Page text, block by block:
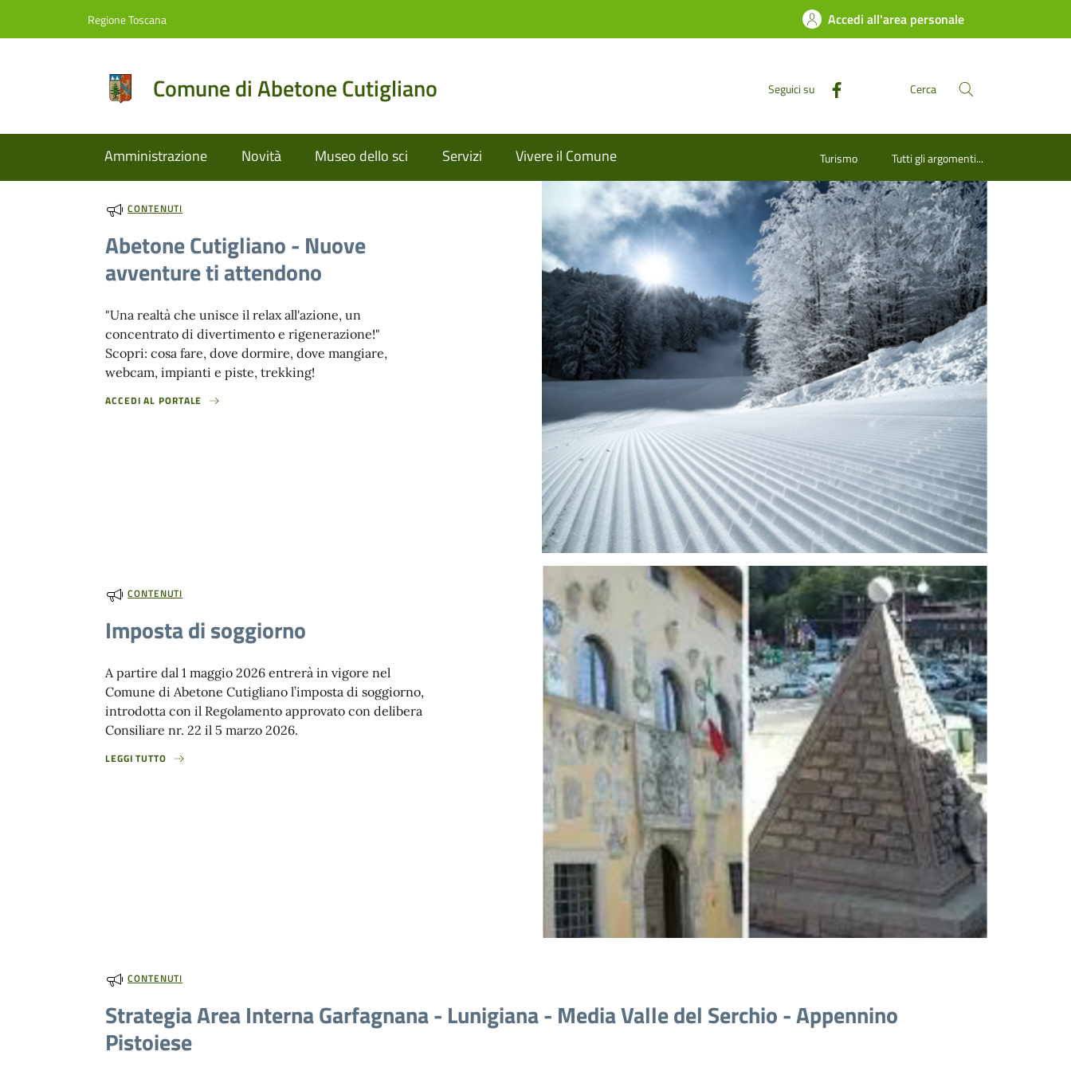
Regione Toscana Accedi all'area personale
Comune di Abetone Cutigliano Seguici su Cerca
Amministrazione Novità Museo dello sci Servizi Vivere il Comune Turismo Tutti gli argomenti...
CONTENUTI
Abetone Cutigliano - Nuove
avventure ti attendono
"Una realtà che unisce il relax all'azione, un
concentrato di divertimento e rigenerazione!"
Scopri: cosa fare, dove dormire, dove mangiare,
webcam, impianti e piste, trekking!
ACCEDI AL PORTALE
CONTENUTI
Imposta di soggiorno
A partire dal 1 maggio 2026 entrerà in vigore nel
Comune di Abetone Cutigliano l’imposta di soggiorno,
introdotta con il Regolamento approvato con delibera
Consiliare nr. 22 il 5 marzo 2026.
LEGGI TUTTO
CONTENUTI
Strategia Area Interna Garfagnana - Lunigiana - Media Valle del Serchio - Appennino
Pistoiese